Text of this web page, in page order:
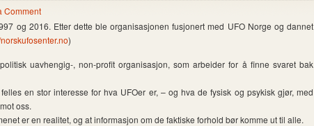
Comment
og 2016. Etter dette ble organisasjonen fusjonert med UFO Norge og dannet
)
uavhengig-, non-profit organisasjon, som arbeider for å finne svaret bak
en stor interesse for hva UFOer er, – og hva de fysisk og psykisk gjør, med
oss.
er en realitet, og at informasjon om de faktiske forhold bør komme ut til alle.